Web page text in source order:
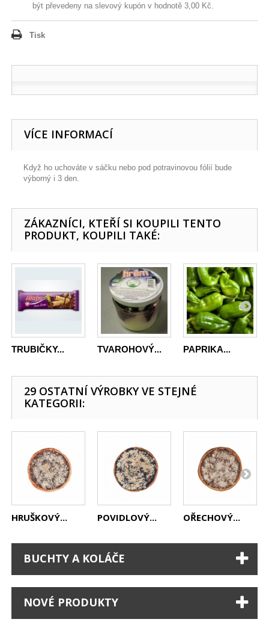
být převedeny na slevový kupón v hodnotě3,00 Kč
Tisk
VÍCE INFORMACÍ
Když ho uchováte v sáčku nebo pod potravinovou fólií bude
výborný i 3 den.
ZÁKAZNÍCI, KTEŘÍ SI KOUPILI TENTO
PRODUKT, KOUPILI TAKÉ:
TRUBIČKY... TVAROHOVÝ... PAPRIKA...
29 OSTATNÍ VÝROBKY VE STEJNÉ
KATEGORII:
HRUŠKOVÝ... POVIDLOVÝ... OŘECHOVÝ...
BUCHTY A KOLÁČE
NOVÉ PRODUKTY